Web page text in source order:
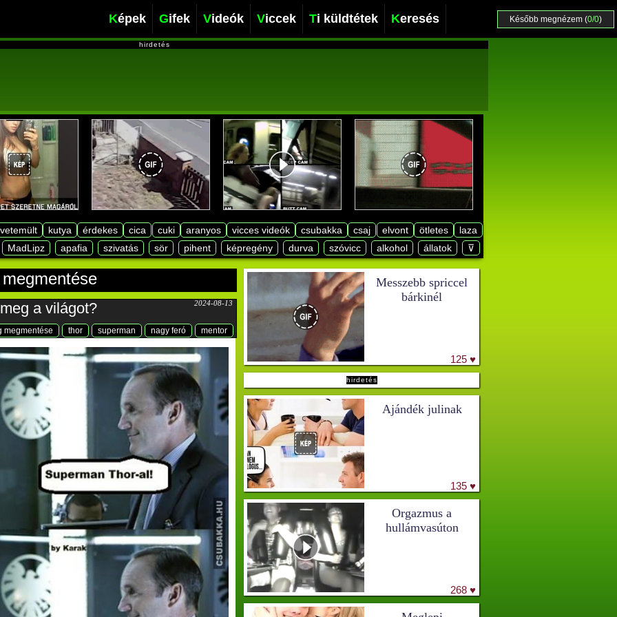
Később megnézem (0/0)
Képek Gifek Videók Viccek Ti küldtétek Keresés
hirdetés
kutya érdekes cica cuki aranyos vicces videók csubakka csaj elvont ötletes
laza
MadLipz
apafia szivatás sör pihent képregény durva szóvicc alkohol állatok ⊽
megmentése
2024-08-13
a világot?
mentor
nagy feró
superman
thor
megmentése
Messzebb spriccel
bárkinél
125 ♥
hirdetés
Ajándék julinak
135 ♥
Orgazmus a
hullámvasúton
268 ♥